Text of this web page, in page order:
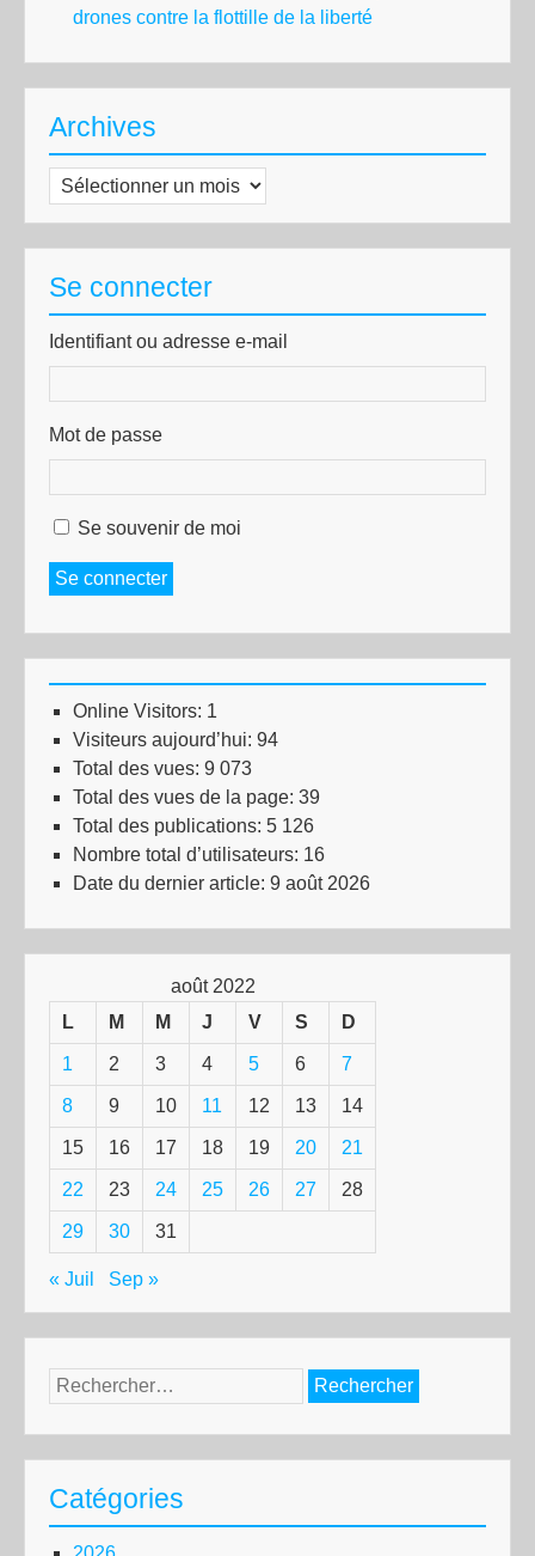
drones contre la flottille de la liberté
Archives
Archives
Se connecter
Identifiant ou adresse e-mail
Mot de passe
Se souvenir de moi
Se connecter
Online Visitors: 1
Visiteurs aujourd’hui: 94
Total des vues: 9 073
Total des vues de la page: 39
Total des publications: 5 126
Nombre total d’utilisateurs: 16
Date du dernier article: 9 août 2026
août 2022
L
M M J V S D
1 2 3 4 5 6 7
8 9 10 11 12 13 14
15 16 17 18 19 20 21
22 23 24 25 26 27 28
29 30 31
« Juil Sep »
Rechercher :
Catégories